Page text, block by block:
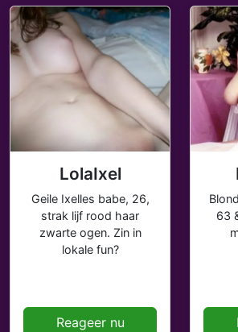
LolaIxel
Geile Ixelles babe, 26,
strak lijf rood haar
zwarte ogen. Zin in
lokale fun?
Reageer nu
63